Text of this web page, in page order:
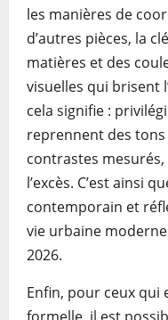
les manières de
d’autres pièces, la
matières et des
visuelles qui brisent
cela signifie :
reprennent des
contrastes
l’excès. C’est ainsi
contemporain et
vie urbaine
2026.
Enfin, pour ceux qui